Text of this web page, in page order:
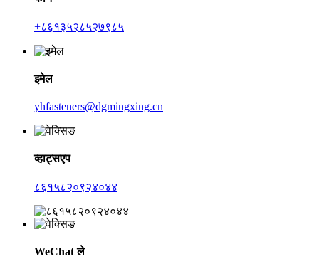
+८६१३५२८५२७९८५
इमेल
yhfasteners@dgmingxing.cn
व्हाट्सएप
८६१५८२०९२४०४४
WeChat ले